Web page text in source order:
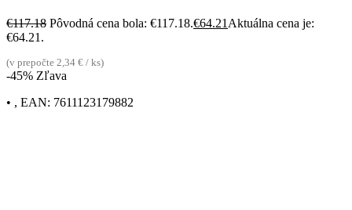
€117.18 Pôvodná cena bola: €117.18.€64.21 Aktuálna cena je:
€64.21.
(v prepočte 2,34 € / ks)
-45% Zľava
• , EAN: 7611123179882